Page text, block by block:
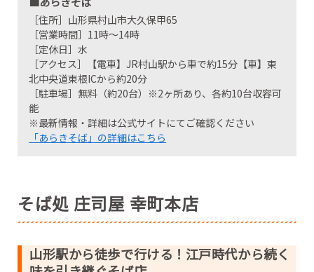
［住所］山形県村山市大久保甲65
［営業時間］11時～14時
［定休日］水
［アクセス］【電車】JR村山駅から車で約15分【車】東
北中央道東根ICから約20分
［駐車場］無料（約20台）※2ヶ所あり、各約10台収容可
能
※最新情報・詳細は公式サイトにてご確認ください
「あらきそば」の詳細はこちら
そば処 庄司屋 幸町本店
山形駅から徒歩で行ける！江戸時代から続く